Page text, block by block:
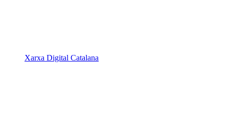
Xarxa Digital Catalana